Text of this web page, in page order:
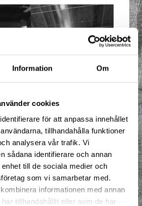
Information Om
cookies
för att anpassa innehållet
tillhandahålla funktioner
analysera vår trafik. Vi
sådana identifierare och annan
till de sociala medier och
som vi samarbetar med.
informationen med annan
tillhandahållit eller som de har
till en ny termin med
fylld av adrenalin och
där du får prova på
arena helt utan gränser!
tar hand om dig och ser till
utvecklas i den riktning
Spontanitet, glädje och
våra nyckelord.
- 9 år är välkomna att delta.